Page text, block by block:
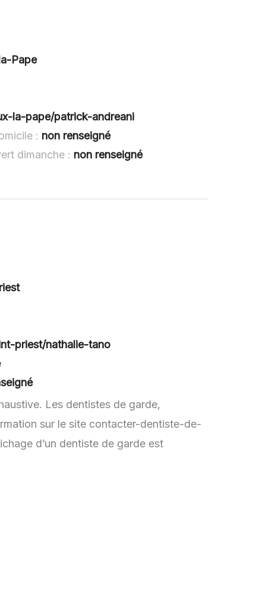
Pape
la-pape/patrick-andreani
: non renseigné
dimanche : non renseigné
priest/nathalie-tano
Les dentistes de garde,
sur le site contacter-dentiste-de-
d’un dentiste de garde est